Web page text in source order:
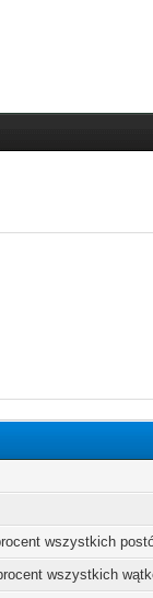
wszystkich
wszystkich